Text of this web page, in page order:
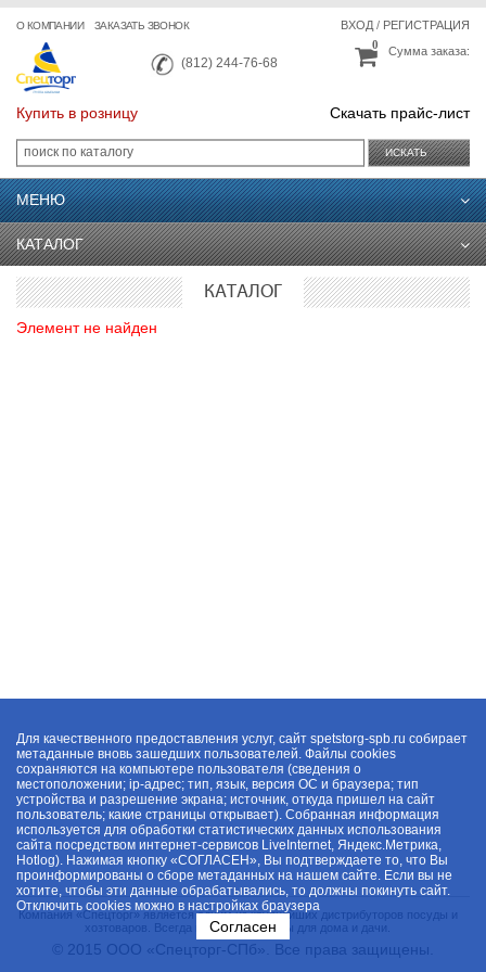
О КОМПАНИИ ЗАКАЗАТЬ ЗВОНОК
(812) 244-76-68
ВХОД/ РЕГИСТРАЦИЯ
Сумма заказа:
0
Купить в розницу Скачать прайс-лист
ИСКАТЬ
МЕНЮ
КАТАЛОГ
КАТАЛОГ
Элемент не найден
Компания «Спецторг» является одним из крупнейших дистрибуторов посуды и
хозтоваров. Всегда в наличии товары для дома и дачи.
© 2015 ООО «Спецторг-СПб». Все права защищены.
Для качественного предоставления услуг, сайт spetstorg-spb.ru собирает
метаданные вновь зашедших пользователей. Файлы cookies
сохраняются на компьютере пользователя (сведения о
местоположении; ip-адрес; тип, язык, версия ОС и браузера; тип
устройства и разрешение экрана; источник, откуда пришел на сайт
пользователь; какие страницы открывает). Собранная информация
используется для обработки статистических данных использования
сайта посредством интернет-сервисов LiveInternet, Яндекс.Метрика,
Hotlog). Нажимая кнопку «СОГЛАСЕН», Вы подтверждаете то, что Вы
проинформированы о сборе метаданных на нашем сайте. Если вы не
хотите, чтобы эти данные обрабатывались, то должны покинуть сайт.
Отключить cookies можно в настройках браузера
Согласен